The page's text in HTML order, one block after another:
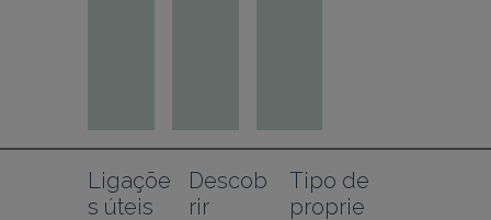
Ligaçõe
s úteis
Descob
rir
Tipo de
proprie